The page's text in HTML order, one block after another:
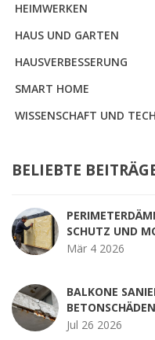
HEIMWERKEN
HAUS UND GARTEN
HAUSVERBESSERUNG
SMART HOME
WISSENSCHAFT UND
BELIEBTE
SCHUTZ UND
Mär 4 2026
BALKONE
Jul 26 2026